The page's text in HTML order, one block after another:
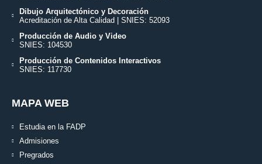
Dibujo Arquitectónico y Decoración
Acreditación de Alta Calidad | SNIES: 52093
Producción de Audio y Video
SNIES: 104530
Producción de Contenidos Interactivos
SNIES: 117730
MAPA WEB
Estudia en la FADP
Admisiones
Pregrados